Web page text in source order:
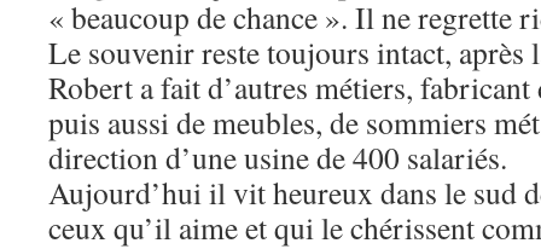
« beaucoup de chance ». Il ne regrette
Le souvenir reste toujours intact, après
Robert a fait d’autres métiers, fabricant
puis aussi de meubles, de sommiers
direction d’une usine de 400 salariés.
Aujourd’hui il vit heureux dans le sud
ceux qu’il aime et qui le chérissent